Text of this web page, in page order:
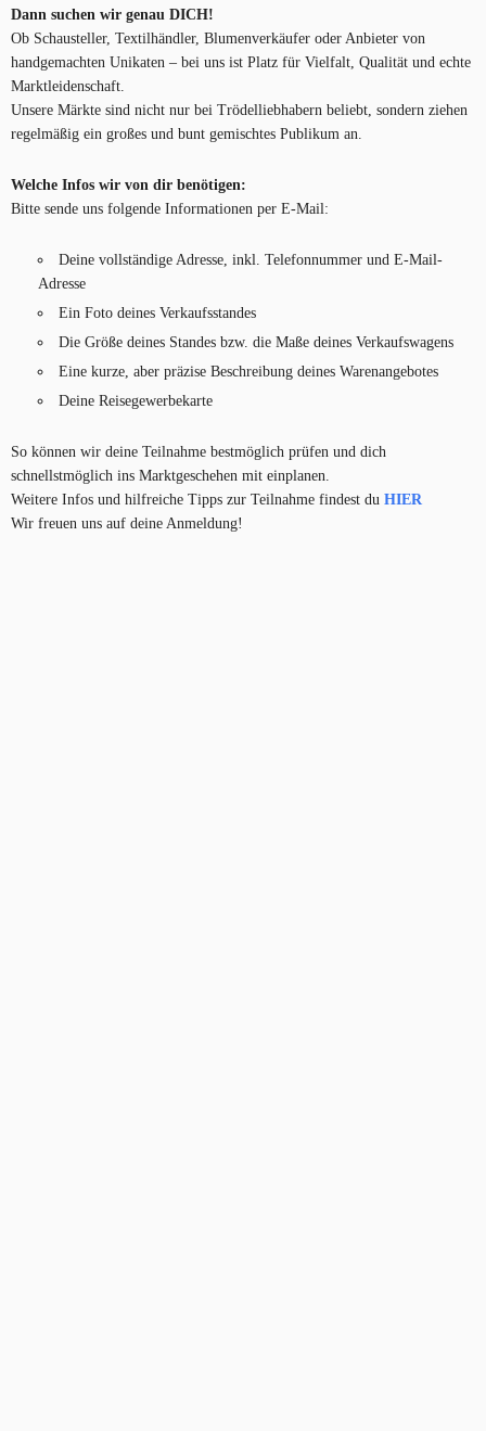
Dann suchen wir genau DICH!
Ob Schausteller, Textilhändler, Blumenverkäufer oder Anbieter von
handgemachten Unikaten – bei uns ist Platz für Vielfalt, Qualität und echte
Marktleidenschaft.
Unsere Märkte sind nicht nur bei Trödelliebhabern beliebt, sondern ziehen
regelmäßig ein großes und bunt gemischtes Publikum an.
Welche Infos wir von dir benötigen:
Bitte sende uns folgende Informationen per E-Mail:
Deine vollständige Adresse, inkl. Telefonnummer und E-Mail-
Adresse
Ein Foto deines Verkaufsstandes
Die Größe deines Standes bzw. die Maße deines Verkaufswagens
Eine kurze, aber präzise Beschreibung deines Warenangebotes
Deine Reisegewerbekarte
So können wir deine Teilnahme bestmöglich prüfen und dich
schnellstmöglich ins Marktgeschehen mit einplanen.
Weitere Infos und hilfreiche Tipps zur Teilnahme findest du HIER
Wir freuen uns auf deine Anmeldung!